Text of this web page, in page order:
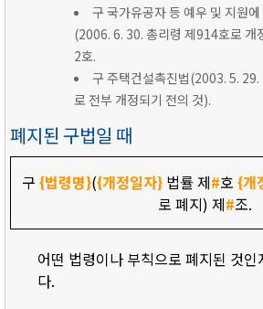
구 국가유공자 등 예우 및 지원
(2006. 6. 30. 총리령 제914호로 개
2호.
구 주택건설촉진법(2003. 5.
로 전부 개정되기 전의 것).
폐지된 구법일 때
구 {법령명}({개정일자}법률 제#호 {개
로 폐지) 제#조.
어떤 법령이나 부칙으로 폐지된 것
다.